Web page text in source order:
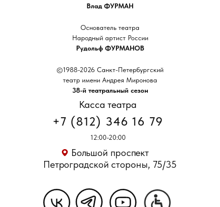
Влад ФУРМАН
12:00-20:00
+7 (812) 346 16 79
©1988-2026 Санкт-Петербургский
театр имени Андрея Миронова
38-й театральный сезон
Основатель театра
Народный артист России
Рудольф ФУРМАНОВ
Большой проспект
Петроградской стороны, 75/35
Касса театра